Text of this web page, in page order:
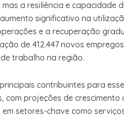
a resiliência e capacidade
significativo na
e a recuperação
de 412.447 novos
trabalho na região.
contribuintes para esse
com projeções de crescimento
setores-chave como